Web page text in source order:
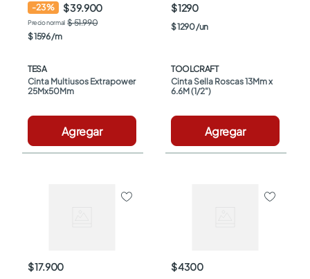
-23% $ 39.900
$ 51.990
$1596/m
TESA
Cinta Multiusos Extrapower
25Mx50Mm
Agregar
$ 1290
$1290/un
TOOLCRAFT
Cinta Sella Roscas 13Mm x
6.6M (1/2")
Agregar
$ 17.900 $ 4300